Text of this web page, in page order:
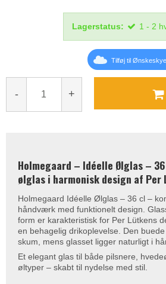
Lagerstatus: 1 - 2
Tilføj til
- +
Holmegaard – Idéelle Ølglas –
ølglas i harmonisk design af Per
Holmegaard Idéelle Ølglas – 36 cl –
håndværk med funktionelt design.
form er karakteristisk for Per Lütkens
en behagelig drikoplevelse. Den
skum, mens glasset ligger naturligt i
Et elegant glas til både pilsnere,
øltyper – skabt til nydelse med stil.